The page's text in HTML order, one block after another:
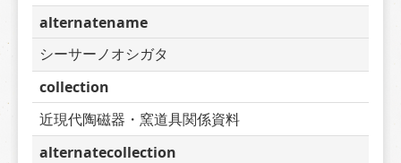
alternatename
シーサーノオシガタ
collection
近現代陶磁器・窯道具関係資料
alternatecollection